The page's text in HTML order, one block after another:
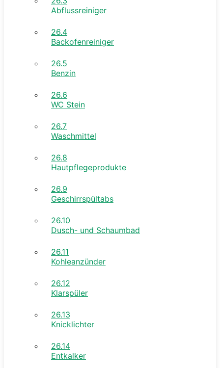
Abflussreiniger
26.4
Backofenreiniger
26.5
Benzin
26.6
WC Stein
26.7
Waschmittel
26.8
Hautpflegeprodukte
26.9
Geschirrspültabs
26.10
Dusch- und Schaumbad
26.11
Kohleanzünder
26.12
Klarspüler
26.13
Knicklichter
26.14
Entkalker